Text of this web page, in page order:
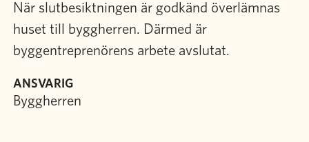
När slutbesiktningen är godkänd överlämnas
huset till byggherren. Därmed är
byggentreprenörens arbete avslutat.
ANSVARIG
Byggherren